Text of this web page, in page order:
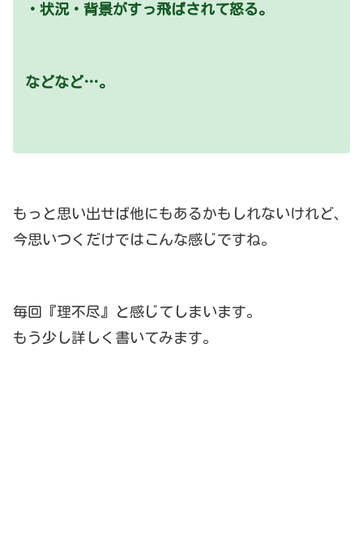
・状況・背景がすっ飛ばされて怒る。
などなど…。
もっと思い出せば他にもあるかもしれないけれど、
今思いつくだけではこんな感じですね。
毎回『理不尽』と感じてしまいます。
もう少し詳しく書いてみます。